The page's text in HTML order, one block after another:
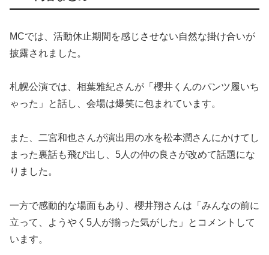
MCでは、活動休止期間を感じさせない自然な掛け合いが
披露されました。
札幌公演では、相葉雅紀さんが「櫻井くんのパンツ履いち
ゃった」と話し、会場は爆笑に包まれています。
また、二宮和也さんが演出用の水を松本潤さんにかけてし
まった裏話も飛び出し、5人の仲の良さが改めて話題にな
りました。
一方で感動的な場面もあり、櫻井翔さんは「みんなの前に
立って、ようやく5人が揃った気がした」とコメントして
います。